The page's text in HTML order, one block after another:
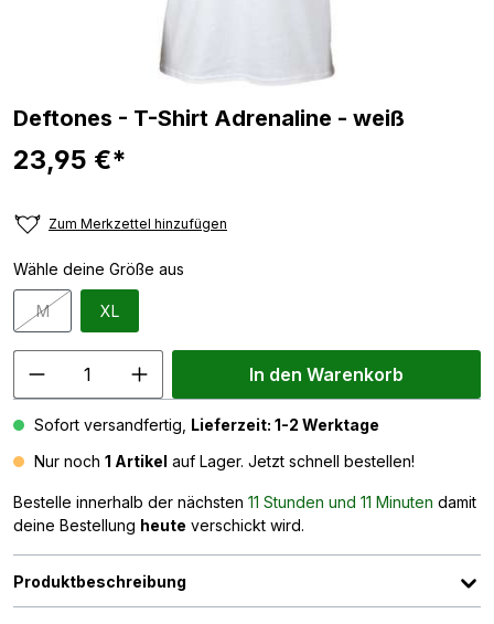
Deftones - T-Shirt Adrenaline - weiß
23,95 €*
Zum Merkzettel hinzufügen
Wähle deine Größe aus
M(Diese Option ist zurzeit nicht verfügbar.)
XL
In den Warenkorb
Sofort versandfertig, Lieferzeit: 1-2 Werktage
Nur noch 1 Artikel auf Lager. Jetzt schnell bestellen!
Bestelle innerhalb der nächsten 11 Stunden und 11 Minuten damit
deine Bestellung heute verschickt wird.
Produktbeschreibung